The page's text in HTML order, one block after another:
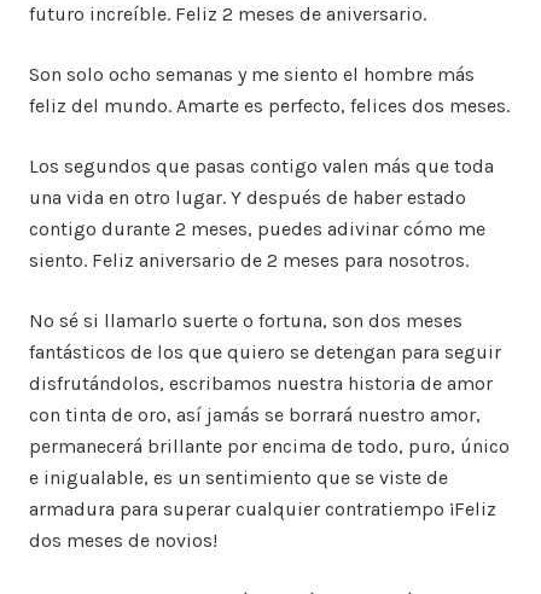
futuro increíble. Feliz 2 meses de aniversario.
Son solo ocho semanas y me siento el hombre más
feliz del mundo. Amarte es perfecto, felices dos meses.
Los segundos que pasas contigo valen más que toda
una vida en otro lugar. Y después de haber estado
contigo durante 2 meses, puedes adivinar cómo me
siento. Feliz aniversario de 2 meses para nosotros.
No sé si llamarlo suerte o fortuna, son dos meses
fantásticos de los que quiero se detengan para seguir
disfrutándolos, escribamos nuestra historia de amor
con tinta de oro, así jamás se borrará nuestro amor,
permanecerá brillante por encima de todo, puro, único
e inigualable, es un sentimiento que se viste de
armadura para superar cualquier contratiempo ¡Feliz
dos meses de novios!